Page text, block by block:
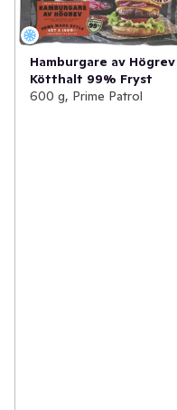
Hamburgare av Högrev
Kötthalt 99% Fryst
600 g, Prime Patrol